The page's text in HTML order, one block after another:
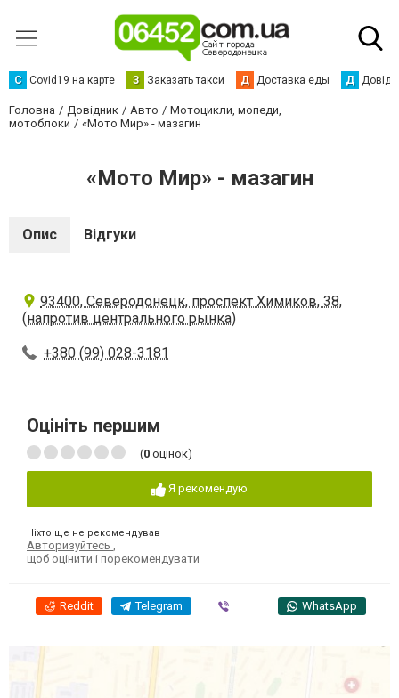
С Сovid19 на карте З Заказать такси Д Доставка еды Д
Головна Довідник Авто
Мотоцикли, мопеди,
мотоблоки
«Мото Мир» - мазагин
«Мото Мир» - мазагин
Опис Відгуки
93400, Северодонецк, проспект Химиков, 38,
(напротив центрального рынка)
+380 (99) 028-3181
Оцініть першим
(0 оцінок)
Я рекомендую
Ніхто ще не рекомендував
Авторизуйтесь
щоб оцінити і порекомендувати
Reddit Telegram WhatsApp